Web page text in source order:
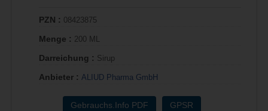
PZN : 08423875
Menge : 200 ML
Darreichung : Sirup
Anbieter : ALIUD Pharma GmbH
Gebrauchs.Info PDF GPSR